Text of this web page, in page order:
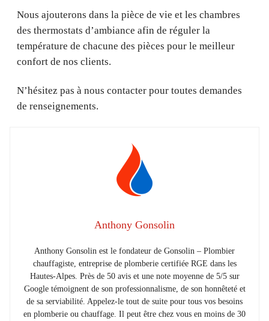
Nous ajouterons dans la pièce de vie et les chambres
des thermostats d’ambiance afin de réguler la
température de chacune des pièces pour le meilleur
confort de nos clients.
N’hésitez pas à nous contacter pour toutes demandes
de renseignements.
Anthony Gonsolin
Anthony Gonsolin est le fondateur de Gonsolin – Plombier
chauffagiste, entreprise de plomberie certifiée RGE dans les
Hautes-Alpes. Près de 50 avis et une note moyenne de 5/5 sur
Google témoignent de son professionnalisme, de son honnêteté et
de sa serviabilité. Appelez-le tout de suite pour tous vos besoins
en plomberie ou chauffage. Il peut être chez vous en moins de 30